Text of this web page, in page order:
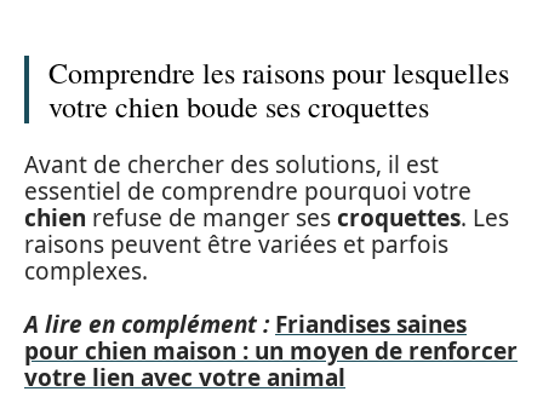
Comprendre les raisons pour lesquelles
votre chien boude ses croquettes
Avant de chercher des solutions, il est
essentiel de comprendre pourquoi votre
chien refuse de manger sescroquettes. Les
raisons peuvent être variées et parfois
complexes.
A lire en complément : Friandises saines
pour chien maison : un moyen de renforcer
votre lien avec votre animal